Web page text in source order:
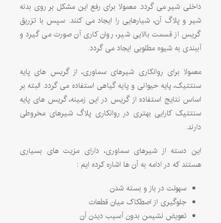
داخلی شیر می گردد. معمولا برای رفع این مشکل بر روی بدنه
شیر و پلاگ آن، شیارهایی را ایجاد می کنند. سپس با تزریق
گریس از قسمت بالایی شیر، روان کاری آن صورت می گیرد و
آببندی به شیوه مطلوبی ایجاد می گردد.
معمولا برای روانکاری شیرهای سماوری، از گریس های پایه
سنتتیک، پایه حیوانی و پایه گیاهی استفاده می گردد. البته بر
اساس نتایج استفاده از گریس در این زمینه، گریس های پایه
سنتتیک کارایی بهتری در روانکاری پلاگ شیرهای مخروطی
دارند.
این دسته از شیرهای سماوری، دارای مزیت های بسیاری
هستند که در ادامه به آن ها اشاره کرده ایم :
سهولت در باز و بسته شدن
جلوگیری از اصطکاک میان قطعات
تعویض نشیمن بدون آسیب دیدن آن